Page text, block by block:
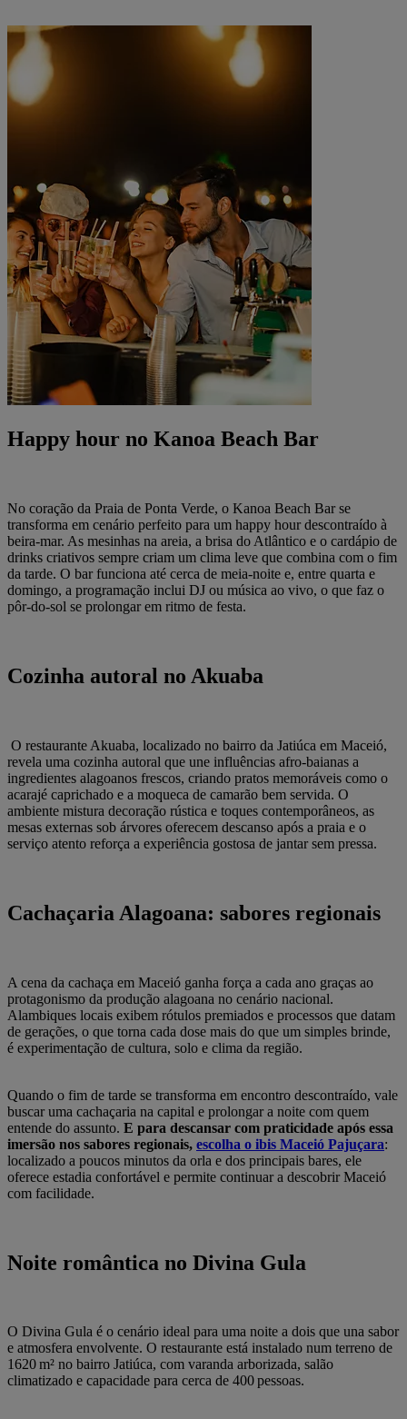
Happy hour no Kanoa Beach Bar
No coração da Praia de Ponta Verde, o Kanoa Beach Bar se
transforma em cenário perfeito para um happy hour descontraído à
beira‑mar. As mesinhas na areia, a brisa do Atlântico e o cardápio de
drinks criativos sempre criam um clima leve que combina com o fim
da tarde. O bar funciona até cerca de meia‑noite e, entre quarta e
domingo, a programação inclui DJ ou música ao vivo, o que faz o
pôr‑do‑sol se prolongar em ritmo de festa.
Cozinha autoral no Akuaba
O restaurante Akuaba, localizado no bairro da Jatiúca em Maceió,
revela uma cozinha autoral que une influências afro‑baianas a
ingredientes alagoanos frescos, criando pratos memoráveis como o
acarajé caprichado e a moqueca de camarão bem servida. O
ambiente mistura decoração rústica e toques contemporâneos, as
mesas externas sob árvores oferecem descanso após a praia e o
serviço atento reforça a experiência gostosa de jantar sem pressa.
Cachaçaria Alagoana: sabores regionais
A cena da cachaça em Maceió ganha força a cada ano graças ao
protagonismo da produção alagoana no cenário nacional.
Alambiques locais exibem rótulos premiados e processos que datam
de gerações, o que torna cada dose mais do que um simples brinde,
é experimentação de cultura, solo e clima da região.
Quando o fim de tarde se transforma em encontro descontraído, vale
buscar uma cachaçaria na capital e prolongar a noite com quem
entende do assunto. E para descansar com praticidade após essa
imersão nos sabores regionais, escolha o ibis Maceió Pajuçara:
localizado a poucos minutos da orla e dos principais bares, ele
oferece estadia confortável e permite continuar a descobrir Maceió
com facilidade.
Noite romântica no Divina Gula
O Divina Gula é o cenário ideal para uma noite a dois que una sabor
e atmosfera envolvente. O restaurante está instalado num terreno de
1620 m² no bairro Jatiúca, com varanda arborizada, salão
climatizado e capacidade para cerca de 400 pessoas.